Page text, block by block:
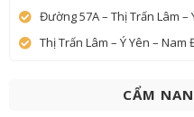
Đường 57A – Thị Trấn Lâm –
Thị Trấn Lâm – Ý Yên – Nam
CẨM